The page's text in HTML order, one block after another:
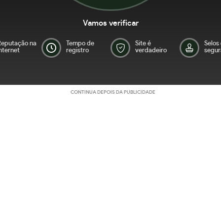
Vamos verificar
na
Tempo de
registro
Site é
verdadeiro
Selos
CONTINUA DEPOIS DA PUBLICIDADE